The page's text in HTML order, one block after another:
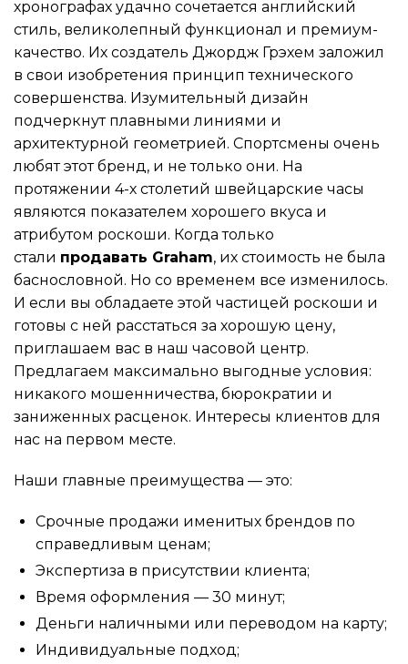
хронографах удачно сочетается английский
стиль, великолепный функционал и премиум-
качество. Их создатель Джордж Грэхем заложил
в свои изобретения принцип технического
совершенства. Изумительный дизайн
подчеркнут плавными линиями и
архитектурной геометрией. Спортсмены очень
любят этот бренд, и не только они. На
протяжении 4-х столетий швейцарские часы
являются показателем хорошего вкуса и
атрибутом роскоши. Когда только
стали продавать Graham, их стоимость не была
баснословной. Но со временем все изменилось.
И если вы обладаете этой частицей роскоши и
готовы с ней расстаться за хорошую цену,
приглашаем вас в наш часовой центр.
Предлагаем максимально выгодные условия:
никакого мошенничества, бюрократии и
заниженных расценок. Интересы клиентов для
нас на первом месте.
Наши главные преимущества — это:
Срочные продажи именитых брендов по
справедливым ценам;
Экспертиза в присутствии клиента;
Время оформления — 30 минут;
Деньги наличными или переводом на карту;
Индивидуальные подход;